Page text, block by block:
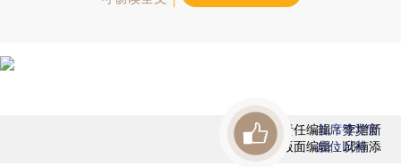
责任编辑：李增新
版面编辑：邱楠添
首席赞赏官
虚位以待